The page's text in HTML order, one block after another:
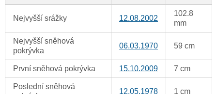
Nejvyšší srážky 12.08.2002
102.8
mm
Nejvyšší sněhová
pokrývka
06.03.1970 59 cm
První sněhová pokrývka 15.10.2009 7 cm
Poslední sněhová
12.05.1978 1 cm